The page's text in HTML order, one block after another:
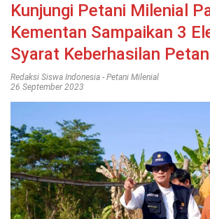
Kunjungi Petani Milenial
Kementan Sampaikan 3
Syarat Keberhasilan
Redaksi Siswa Indonesia - Petani Milenial
26 September 2023